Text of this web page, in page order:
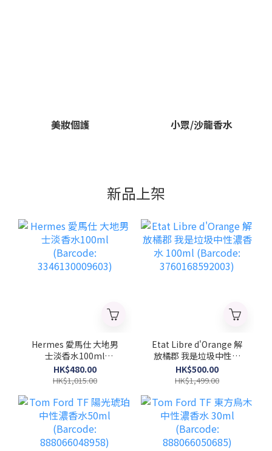
美妝個護 小眾/沙龍香水
新品上架
Hermes 愛馬仕 大地男
士淡香水100ml
(Barcode:
3346130009603)
HK$480.00
HK$1,015.00
Etat Libre d'Orange 解
放橘郡 我是垃圾中性濃
香水 100ml (Barcode:
3760168592003)
HK$500.00
HK$1,499.00